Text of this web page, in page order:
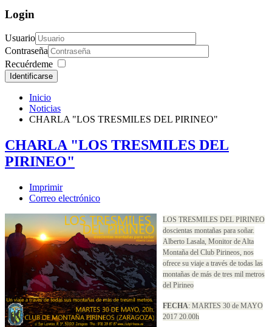
Login
Usuario
Contraseña
Recuérdeme
Identificarse
Inicio
Noticias
CHARLA "LOS TRESMILES DEL PIRINEO"
CHARLA "LOS TRESMILES DEL
PIRINEO"
Imprimir
Correo electrónico
LOS TRESMILES DEL PIRINEO
doscientas montañas para soñar.
Alberto Lasala, Monitor de Alta
Montaña del Club Pirineos, nos
ofrece su viaje a través de todas las
montañas de más de tres mil metros
del Pirineo
FECHA: MARTES 30 de MAYO
2017 20.00h